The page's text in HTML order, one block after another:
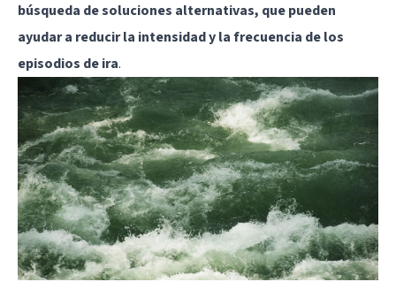
búsqueda de soluciones alternativas, que pueden
ayudar a reducir la intensidad y la frecuencia de los
episodios de ira.